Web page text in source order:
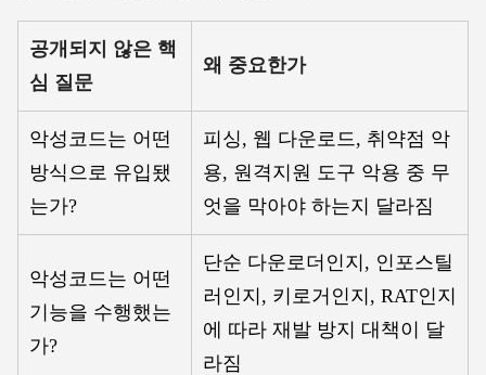
공개되지 않은 핵
심 질문
왜 중요한가
악성코드는 어떤
방식으로 유입됐
는가?
피싱, 웹 다운로드, 취약점 악
용, 원격지원 도구 악용 중 무
엇을 막아야 하는지 달라짐
악성코드는 어떤
기능을 수행했는
가?
단순 다운로더인지, 인포스틸
러인지, 키로거인지, RAT인지
에 따라 재발 방지 대책이 달
라짐